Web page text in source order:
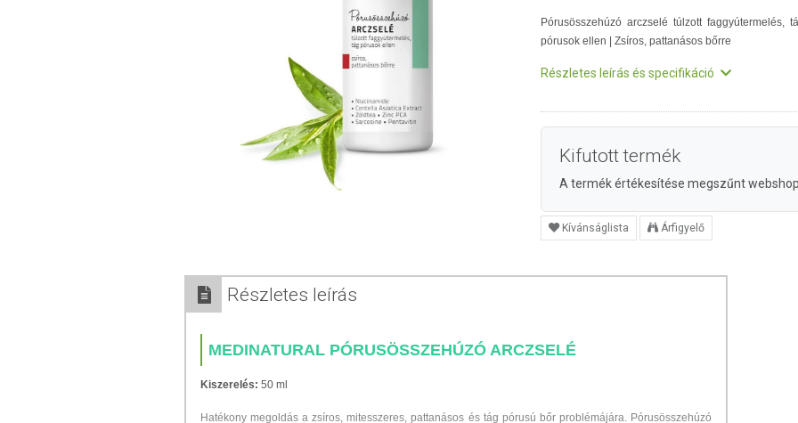
Pórusösszehúzó arczselé túlzott faggyútermelés,
pórusok ellen | Zsíros, pattanásos bőrre
Részletes leírás és specifikáció
Kifutott termék
A termék értékesítése megszűnt
Kívánságlista Árfigyelő
Részletes leírás
MEDINATURAL PÓRUSÖSSZEHÚZÓ ARCZSELÉ
Kiszerelés: 50 ml
Hatékony megoldás a zsíros, mitesszeres, pattanásos és tág pórusú bőr problémájára. Pórusösszehúzó